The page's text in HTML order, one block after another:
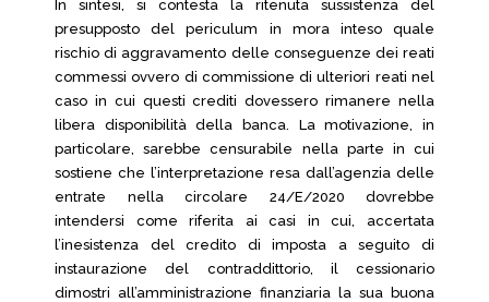
In sintesi, si contesta la ritenuta sussistenza del
presupposto del periculum in mora inteso quale
rischio di aggravamento delle conseguenze dei reati
commessi ovvero di commissione di ulteriori reati nel
caso in cui questi crediti dovessero rimanere nella
libera disponibilità della banca. La motivazione, in
particolare, sarebbe censurabile nella parte in cui
sostiene che l’interpretazione resa dall’agenzia delle
entrate nella circolare 24/E/2020 dovrebbe
intendersi come riferita ai casi in cui, accertata
l’inesistenza del credito di imposta a seguito di
instaurazione del contraddittorio, il cessionario
dimostri all’amministrazione finanziaria la sua buona